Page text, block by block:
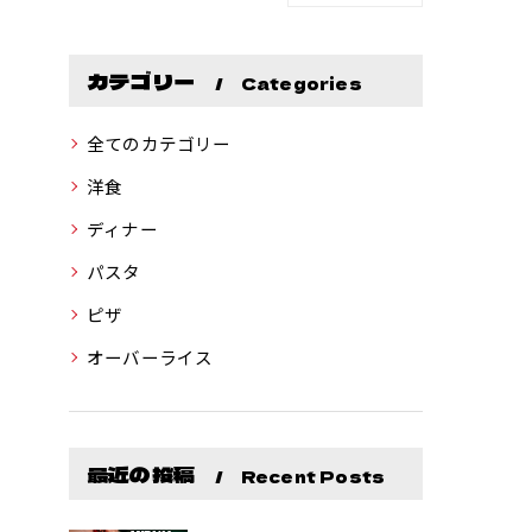
カテゴリー Categories
全てのカテゴリー
洋食
ディナー
パスタ
ピザ
オーバーライス
最近の投稿 Recent Posts